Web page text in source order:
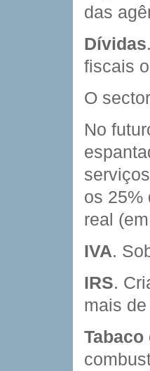
das
Dívidas
fiscais
O
No
os 25%
real
IVA.
IRS.
mais